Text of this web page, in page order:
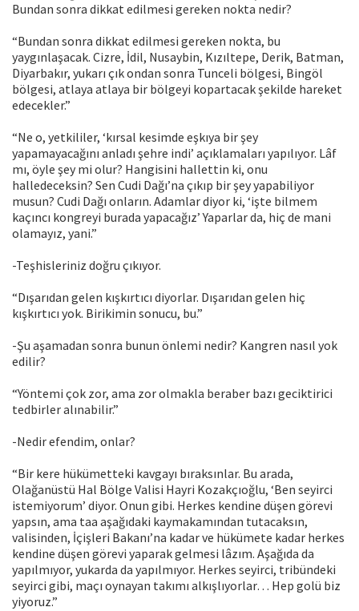
Bundan sonra dikkat edilmesi gereken nokta nedir?
“Bundan sonra dikkat edilmesi gereken nokta, bu
yaygınlaşacak. Cizre, İdil, Nusaybin, Kızıltepe, Derik, Batman,
Diyarbakır, yukarı çık ondan sonra Tunceli bölgesi, Bingöl
bölgesi, atlaya atlaya bir bölgeyi kopartacak şekilde hareket
edecekler.”
“Ne o, yetkililer, ‘kırsal kesimde eşkıya bir şey
yapamayacağını anladı şehre indi’ açıklamaları yapılıyor. Lâf
mı, öyle şey mi olur? Hangisini hallettin ki, onu
halledeceksin? Sen Cudi Dağı’na çıkıp bir şey yapabiliyor
musun? Cudi Dağı onların. Adamlar diyor ki, ‘işte bilmem
kaçıncı kongreyi burada yapacağız’ Yaparlar da, hiç de mani
olamayız, yani.”
-Teşhisleriniz doğru çıkıyor.
“Dışarıdan gelen kışkırtıcı diyorlar. Dışarıdan gelen hiç
kışkırtıcı yok. Birikimin sonucu, bu.”
-Şu aşamadan sonra bunun önlemi nedir? Kangren nasıl yok
edilir?
“Yöntemi çok zor, ama zor olmakla beraber bazı geciktirici
tedbirler alınabilir.”
-Nedir efendim, onlar?
“Bir kere hükümetteki kavgayı bıraksınlar. Bu arada,
Olağanüstü Hal Bölge Valisi Hayri Kozakçıoğlu, ‘Ben seyirci
istemiyorum’ diyor. Onun gibi. Herkes kendine düşen görevi
yapsın, ama taa aşağıdaki kaymakamından tutacaksın,
valisinden, İçişleri Bakanı’na kadar ve hükümete kadar herkes
kendine düşen görevi yaparak gelmesi lâzım. Aşağıda da
yapılmıyor, yukarda da yapılmıyor. Herkes seyirci, tribündeki
seyirci gibi, maçı oynayan takımı alkışlıyorlar… Hep golü biz
yiyoruz.”